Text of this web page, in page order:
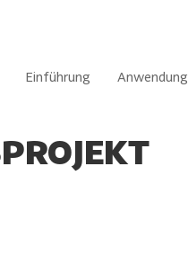
Einführung Anwendung